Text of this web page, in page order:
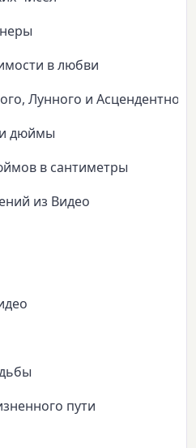
в любви
Лунного и Асцендентного
дюймы
в сантиметры
из Видео
пути